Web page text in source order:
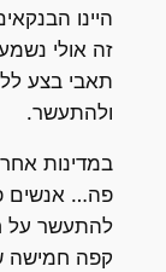
היינו
זה אולי נשמע
תאבי בצע
ולהתעשר.
במדינות
פה… אנשים
להתעשר על
קפה חמישה